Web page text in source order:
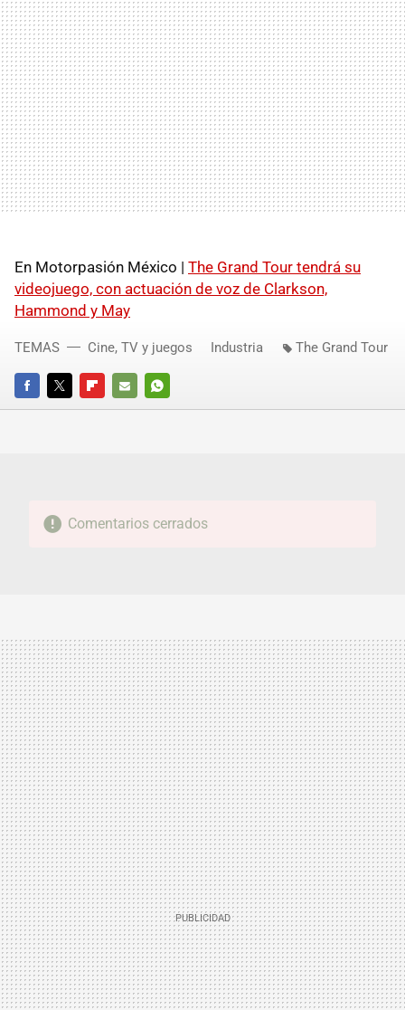
En Motorpasión México | The Grand Tour tendrá su
videojuego, con actuación de voz de Clarkson,
Hammond y May
FACEBOOKTWITTERFLIPBOARD
E-
WHATSAPP
TEMAS Cine, TV y juegos Industria The Grand Tour
Comentarios cerrados